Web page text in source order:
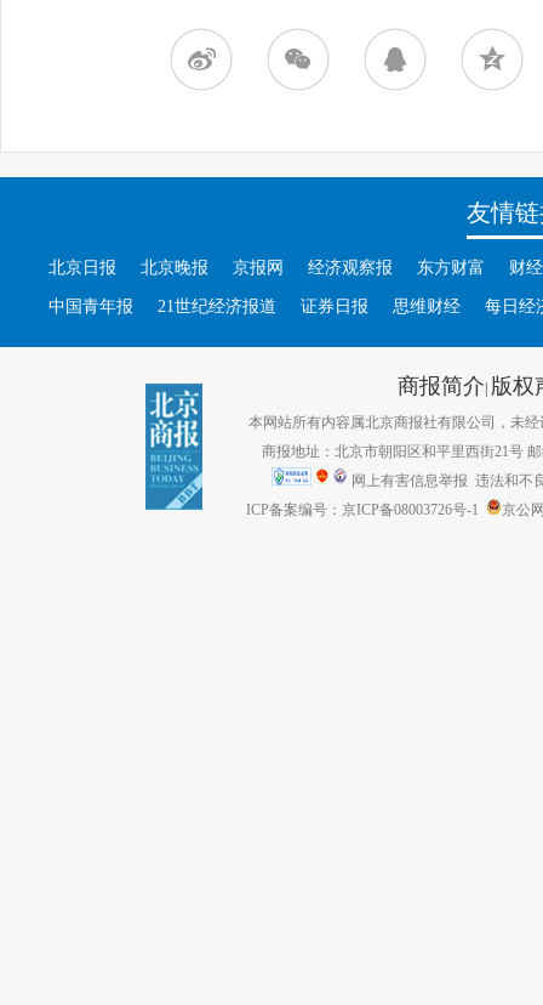
友情
北京日报 北京晚报 京报网 经济观察报 东方财富 财
中国青年报 21世纪经济报道 证券日报 思维财经 每日经
商报简介| 版权
本网站所有内容属北京商报社有限公司，未经
商报地址：北京市朝阳区和平里西街21号
网上有害信息举报 违法和不
ICP备案编号：京ICP备08003726号-1
京公